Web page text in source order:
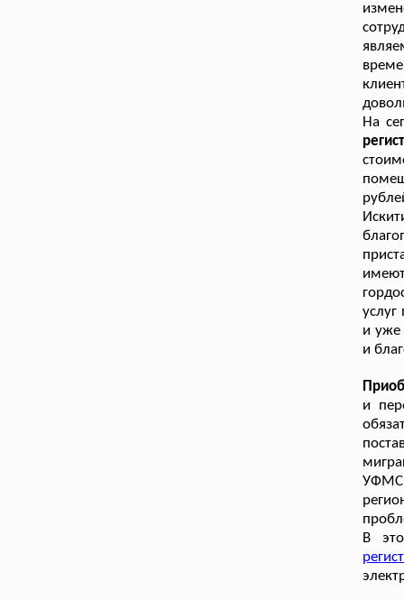
На
и уже
и
и
УФМС.
В